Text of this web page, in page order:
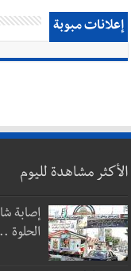
إعلانات مبوبة
الأكثر مشاهدة لليوم
إصابة
الحلوة